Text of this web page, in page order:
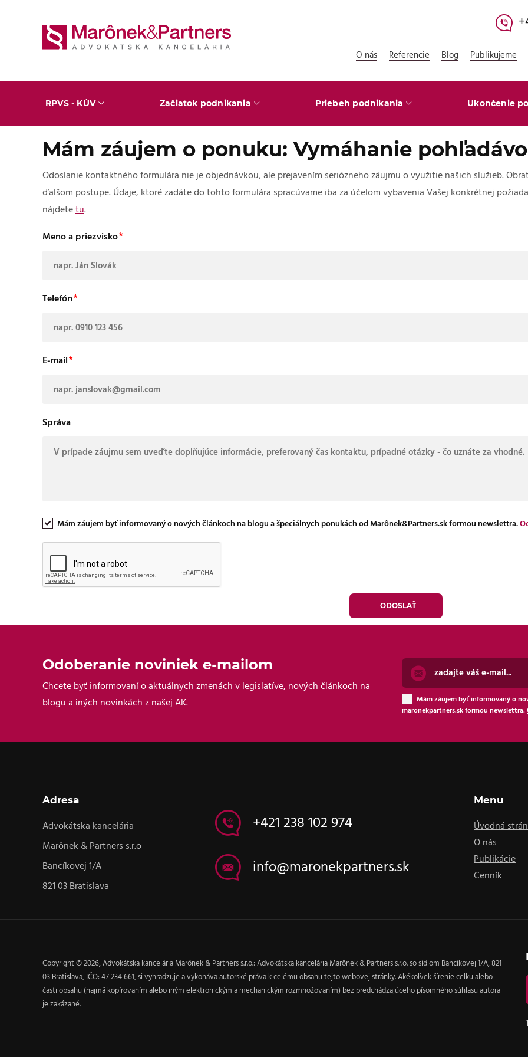
O nás Referencie Blog Publikujeme
RPVS - KÚV Začiatok podnikania Priebeh podnikania Ukončenie
Mám záujem o ponuku: Vymáhanie
Odoslanie kontaktného formulára nie je objednávkou, ale prejavením seriózneho záujmu o využitie našich služieb.
ďalšom postupe. Údaje, ktoré zadáte do tohto formulára spracúvame iba za účelom vybavenia Vašej konkrétnej
nájdete tu.
Meno a priezvisko
Telefón
E-mail
Správa
Mám záujem byť informovaný o nových článkoch na blogu a špeciálnych ponukách od Marônek&Partners.sk formou newslettra.
Odoberanie noviniek e-mailom
Chcete byť informovaní o aktuálnych zmenách v legislatíve, nových článkoch na
blogu a iných novinkách z našej AK.
Mám záujem byť informovaný o
maronekpartners.sk formou newslettra.
Adresa
Advokátska kancelária
Marônek & Partners s.r.o
Bancíkovej 1/A
821 03 Bratislava
+421 238 102 974
info@maronekpartners.sk
Menu
Úvodná
O nás
Publikácie
Cenník
Copyright © 2026, Advokátska kancelária Marônek & Partners s.r.o.: Advokátska kancelária Marônek & Partners s.r.o. so sídlom Bancíkovej 1/A, 821
03 Bratislava, IČO: 47 234 661, si vyhradzuje a vykonáva autorské práva k celému obsahu tejto webovej stránky. Akékoľvek šírenie celku alebo
časti obsahu (najmä kopírovaním alebo iným elektronickým a mechanickým rozmnožovaním) bez predchádzajúceho písomného súhlasu autora
je zakázané.